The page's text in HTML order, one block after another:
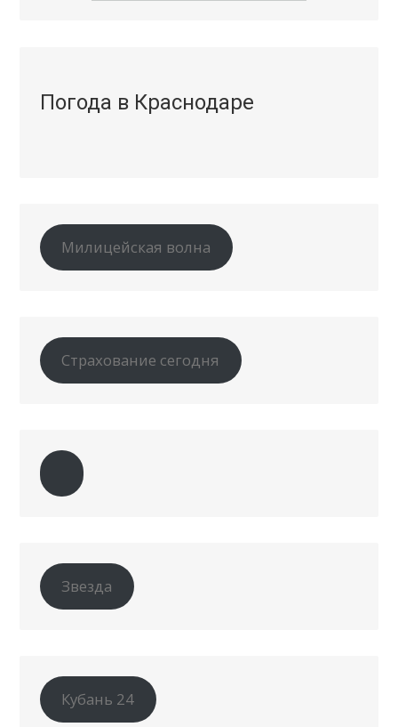
Погода в Краснодаре
Милицейская волна
Страхование сегодня
Звезда
Кубань 24